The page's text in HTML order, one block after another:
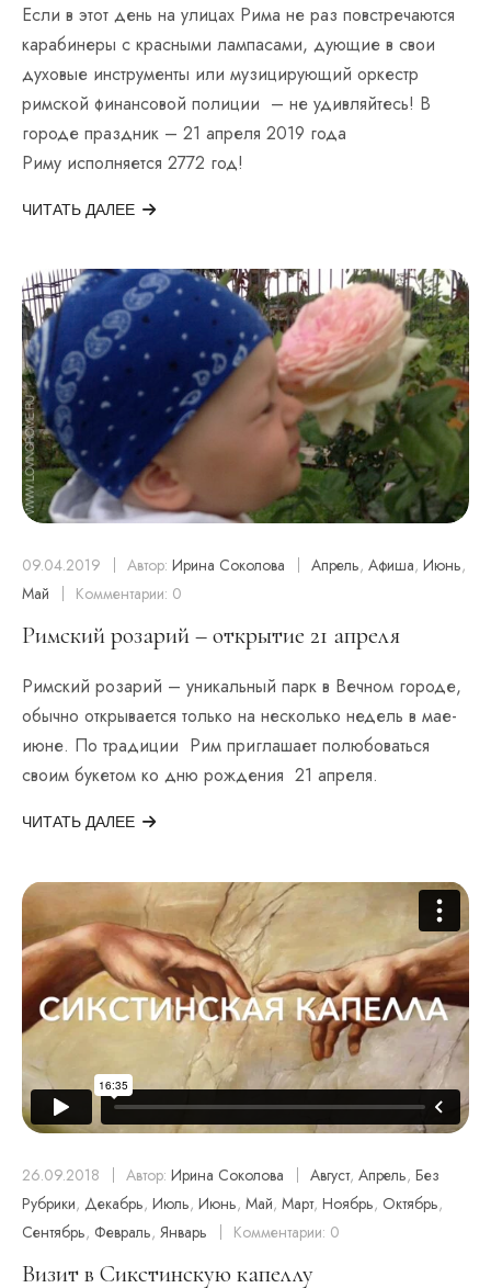
Если в этот день на улицах Рима не раз повстречаются
карабинеры с красными лампасами, дующие в свои
духовые инструменты или музицирующий оркестр
римской финансовой полиции – не удивляйтесь! В
городе праздник – 21 апреля 2019 года
Риму исполняется 2772 год!
ЧИТАТЬ ДАЛЕЕ
09.04.2019 Автор: Ирина Соколова Апрель, Афиша, Июнь,
Май
Комментарии: 0
Римский розарий – открытие 21 апреля
Римский розарий – уникальный парк в Вечном городе,
обычно открывается только на несколько недель в мае-
июне. По традиции Рим приглашает полюбоваться
своим букетом ко дню рождения 21 апреля.
ЧИТАТЬ ДАЛЕЕ
26.09.2018 Автор: Ирина Соколова Август, Апрель, Без
Рубрики, Декабрь, Июль, Июнь, Май, Март, Ноябрь, Октябрь,
Сентябрь, Февраль, Январь Комментарии: 0
Визит в Сикстинскую капеллу